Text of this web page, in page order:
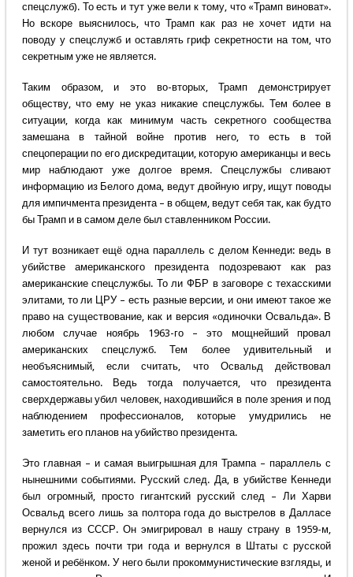
спецслужб). То есть и тут уже вели к тому, что «Трамп виноват».
Но вскоре выяснилось, что Трамп как раз не хочет идти на
поводу у спецслужб и оставлять гриф секретности на том, что
секретным уже не является.
Таким образом, и это во-вторых, Трамп демонстрирует
обществу, что ему не указ никакие спецслужбы. Тем более в
ситуации, когда как минимум часть секретного сообщества
замешана в тайной войне против него, то есть в той
спецоперации по его дискредитации, которую американцы и весь
мир наблюдают уже долгое время. Спецслужбы сливают
информацию из Белого дома, ведут двойную игру, ищут поводы
для импичмента президента – в общем, ведут себя так, как будто
бы Трамп и в самом деле был ставленником России.
И тут возникает ещё одна параллель с делом Кеннеди: ведь в
убийстве американского президента подозревают как раз
американские спецслужбы. То ли ФБР в заговоре с техасскими
элитами, то ли ЦРУ – есть разные версии, и они имеют такое же
право на существование, как и версия «одиночки Освальда». В
любом случае ноябрь 1963-го – это мощнейший провал
американских спецслужб. Тем более удивительный и
необъяснимый, если считать, что Освальд действовал
самостоятельно. Ведь тогда получается, что президента
сверхдержавы убил человек, находившийся в поле зрения и под
наблюдением профессионалов, которые умудрились не
заметить его планов на убийство президента.
Это главная – и самая выигрышная для Трампа – параллель с
нынешними событиями. Русский след. Да, в убийстве Кеннеди
был огромный, просто гигантский русский след – Ли Харви
Освальд всего лишь за полтора года до выстрелов в Далласе
вернулся из СССР. Он эмигрировал в нашу страну в 1959-м,
прожил здесь почти три года и вернулся в Штаты с русской
женой и ребёнком. У него были прокоммунистические взгляды, и